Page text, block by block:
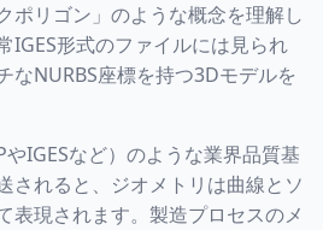
ポリゴン」のような概念を理解し
IGES形式のファイルには見られ
なNURBS座標を持つ3Dモデルを
やIGESなど）のような業界品質基
されると、ジオメトリは曲線とソ
表現されます。製造プロセスのメ